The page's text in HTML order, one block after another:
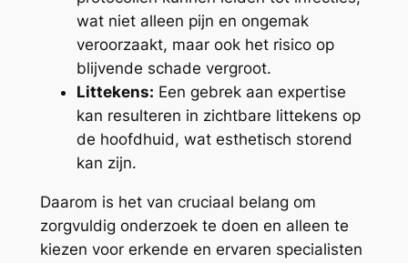
wat niet alleen pijn en ongemak
veroorzaakt, maar ook het risico op
blijvende schade vergroot.
Littekens: Een gebrek aan expertise
kan resulteren in zichtbare littekens op
de hoofdhuid, wat esthetisch storend
kan zijn.
Daarom is het van cruciaal belang om
zorgvuldig onderzoek te doen en alleen te
kiezen voor erkende en ervaren specialisten